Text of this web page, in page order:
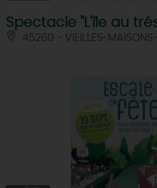
Spectacle "L'île au
45260 - VIEILLES-